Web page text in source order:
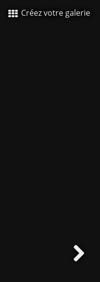
Créez votre galerie